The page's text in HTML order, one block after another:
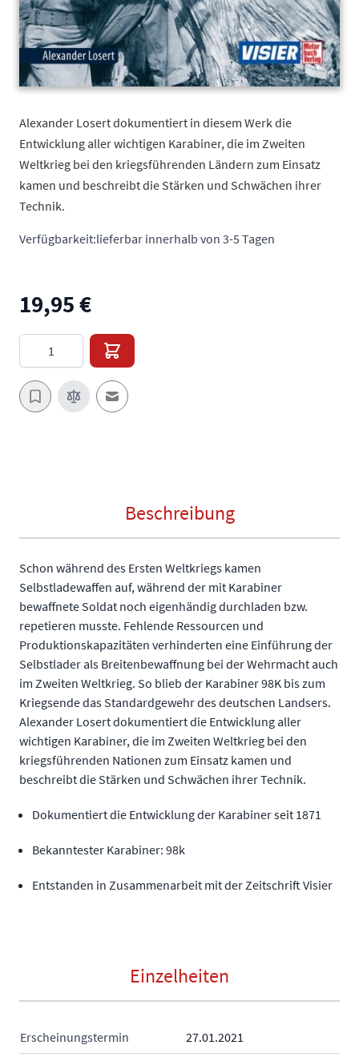
Alexander Losert dokumentiert in diesem Werk die
Entwicklung aller wichtigen Karabiner, die im Zweiten
Weltkrieg bei den kriegsführenden Ländern zum Einsatz
kamen und beschreibt die Stärken und Schwächen ihrer
Technik.
Verfügbarkeit:lieferbar innerhalb von 3-5 Tagen
19,95 €
E-Mail an einen Freund
Beschreibung
Schon während des Ersten Weltkriegs kamen
Selbstladewaffen auf, während der mit Karabiner
bewaffnete Soldat noch eigenhändig durchladen bzw.
repetieren musste. Fehlende Ressourcen und
Produktionskapazitäten verhinderten eine Einführung der
Selbstlader als Breitenbewaffnung bei der Wehrmacht auch
im Zweiten Weltkrieg. So blieb der Karabiner 98K bis zum
Kriegsende das Standardgewehr des deutschen Landsers.
Alexander Losert dokumentiert die Entwicklung aller
wichtigen Karabiner, die im Zweiten Weltkrieg bei den
kriegsführenden Nationen zum Einsatz kamen und
beschreibt die Stärken und Schwächen ihrer Technik.
Dokumentiert die Entwicklung der Karabiner seit 1871
Bekanntester Karabiner: 98k
Entstanden in Zusammenarbeit mit der Zeitschrift Visier
Einzelheiten
Erscheinungstermin 27.01.2021